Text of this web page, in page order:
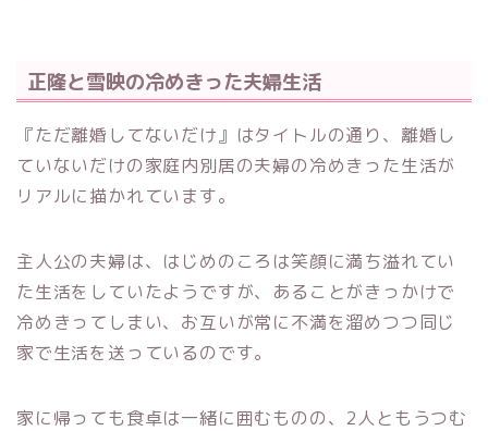
正隆と雪映の冷めきった夫婦生活
『ただ離婚してないだけ』はタイトルの通り、離婚し
ていないだけの家庭内別居の夫婦の冷めきった生活が
リアルに描かれています。
主人公の夫婦は、はじめのころは笑顔に満ち溢れてい
た生活をしていたようですが、あることがきっかけで
冷めきってしまい、お互いが常に不満を溜めつつ同じ
家で生活を送っているのです。
家に帰っても食卓は一緒に囲むものの、2人ともうつむ